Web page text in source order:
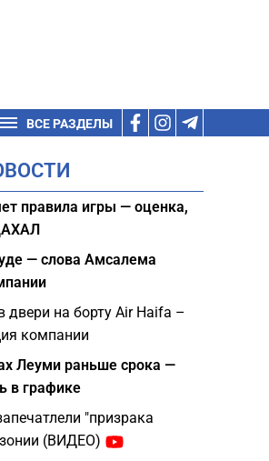
ВСЕ РАЗДЕЛЫ
правила игры — оценка,
— слова Амсалема
двери на борту Air Haifa –
компании
Леуми раньше срока —
в графике
"призрака
(ВИДЕО)